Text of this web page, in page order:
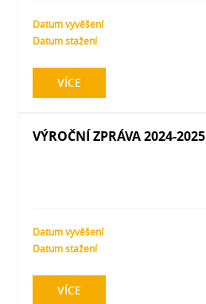
Datum vyvěšení
Datum stažení
VÍCE
VÝROČNÍ ZPRÁVA 2024-2025
Datum vyvěšení
Datum stažení
VÍCE